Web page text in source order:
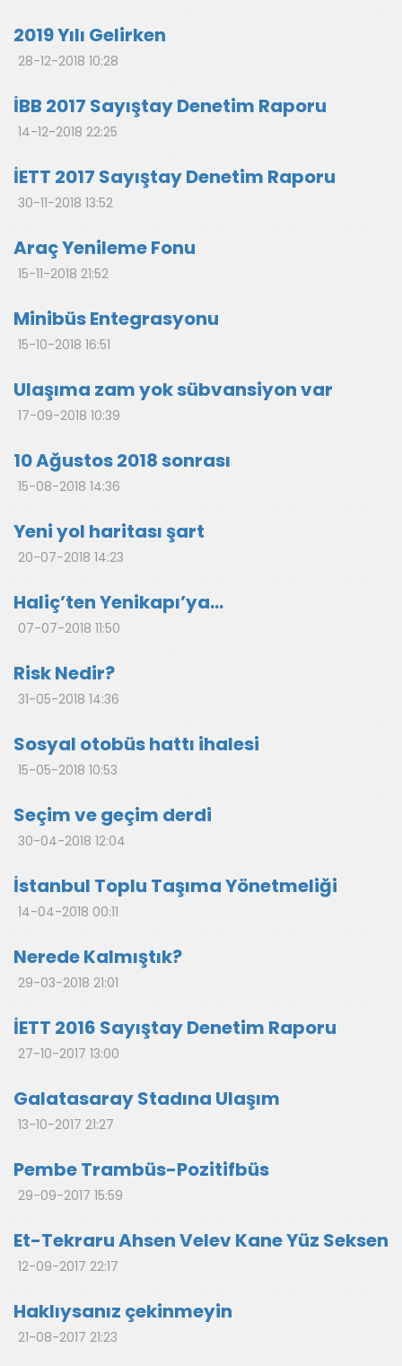
2019 Yılı Gelirken
28-12-2018 10:28
İBB 2017 Sayıştay Denetim Raporu
14-12-2018 22:25
İETT 2017 Sayıştay Denetim Raporu
30-11-2018 13:52
Araç Yenileme Fonu
15-11-2018 21:52
Minibüs Entegrasyonu
15-10-2018 16:51
Ulaşıma zam yok sübvansiyon var
17-09-2018 10:39
10 Ağustos 2018 sonrası
15-08-2018 14:36
Yeni yol haritası şart
20-07-2018 14:23
Haliç’ten Yenikapı’ya…
07-07-2018 11:50
Risk Nedir?
31-05-2018 14:36
Sosyal otobüs hattı ihalesi
15-05-2018 10:53
Seçim ve geçim derdi
30-04-2018 12:04
İstanbul Toplu Taşıma Yönetmeliği
14-04-2018 00:11
Nerede Kalmıştık?
29-03-2018 21:01
İETT 2016 Sayıştay Denetim Raporu
27-10-2017 13:00
Galatasaray Stadına Ulaşım
13-10-2017 21:27
Pembe Trambüs-Pozitifbüs
29-09-2017 15:59
Et-Tekraru Ahsen Velev Kane Yüz Seksen
12-09-2017 22:17
Haklıysanız çekinmeyin
21-08-2017 21:23